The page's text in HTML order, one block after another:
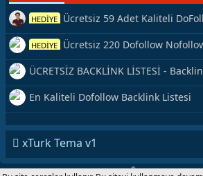
HEDİYE Ücretsiz 59 Adet Kaliteli
Kaynağı Veriyorum.
HEDİYE Ücretsiz 220 Dofollow
Veriyorum
ÜCRETSİZ BACKLİNK LİSTESİ -
Hemen Yetiş!
En Kaliteli Dofollow Backlink Listesi
xTurk Tema v1
Forum software by XenForo® © 2010-2020